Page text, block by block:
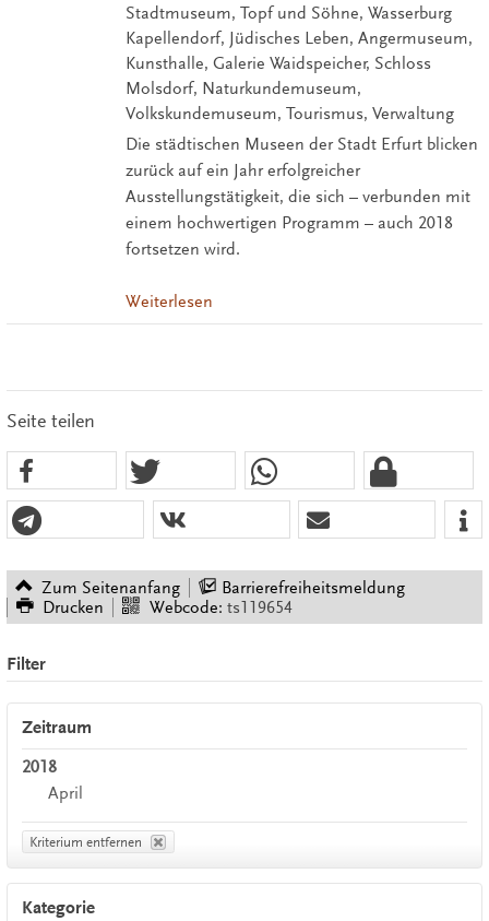
Stadtmuseum, Topf und Söhne, Wasserburg
Kapellendorf, Jüdisches Leben, Angermuseum,
Kunsthalle, Galerie Waidspeicher, Schloss
Molsdorf, Naturkundemuseum,
Volkskundemuseum, Tourismus, Verwaltung
Die städtischen Museen der Stadt Erfurt blicken
zurück auf ein Jahr erfolgreicher
Ausstellungstätigkeit, die sich – verbunden mit
einem hochwertigen Programm – auch 2018
fortsetzen wird.
Weiterlesen
Seite teilen
Zum Seitenanfang
Barrierefreiheitsmeldung
Drucken
Webcode: ts119654
Filter
Zeitraum
2018
April
Kriterium entfernen
Kategorie